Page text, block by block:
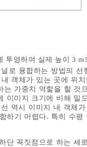
투영하여 실제 높이 3
로 융합하는 방법의 선
객체가 있는 곳에 위
는 가중치 역할을 할 것
이미지 크기에 비해 밀
역시 이미지 내 객체
하기 어렵다. 특히 수
단 꼭짓점으로 하는 세